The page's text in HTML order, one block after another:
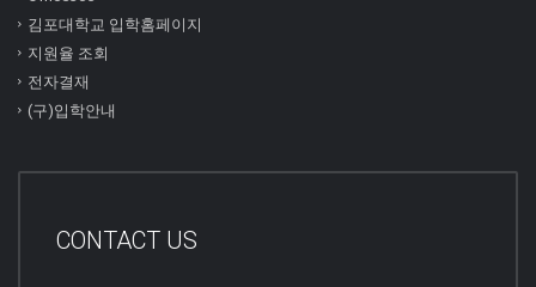
김포대학교 입학홈페이지
지원율 조회
전자결재
(구)입학안내
CONTACT US